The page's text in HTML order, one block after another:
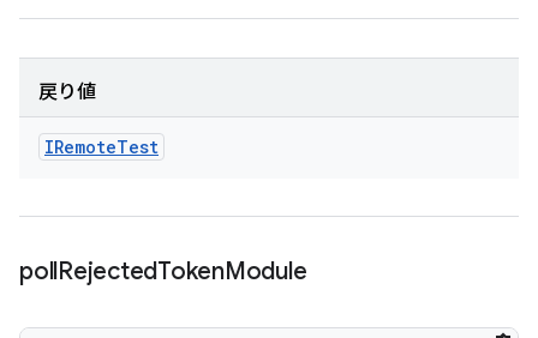
戻り値
IRemoteTest
pollRejectedTokenModule